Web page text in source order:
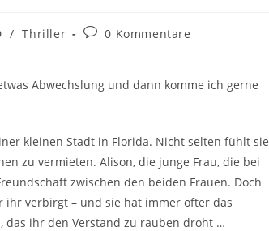
/ Thriller 0 Kommentare
Abwechslung und dann komme ich gerne
kleinen Stadt in Florida. Nicht selten fühlt sie
zu vermieten. Alison, die junge Frau, die bei
zwischen den beiden Frauen. Doch
ihr verbirgt – und sie hat immer öfter das
das ihr den Verstand zu rauben droht …